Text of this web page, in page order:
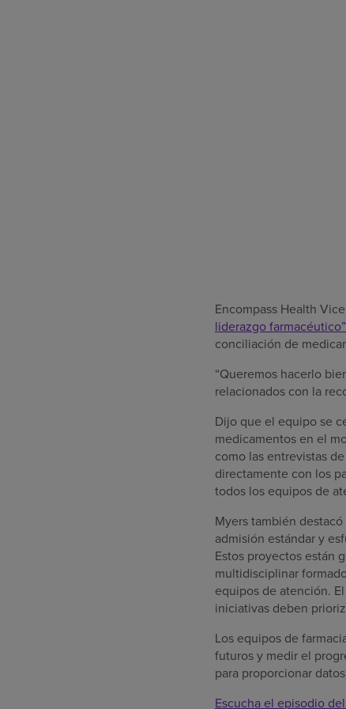
Encompass Health
liderazgo
conciliación de
“Queremos hacerlo
relacionados con la
Dijo que el equipo se
medicamentos en el
como las entrevistas
directamente con los
todos los equipos de
Myers también
admisión estándar y
Estos proyectos están
multidisciplinar
equipos de atención.
iniciativas deben
Los equipos de
futuros y medir el
para proporcionar
Escucha el episodio